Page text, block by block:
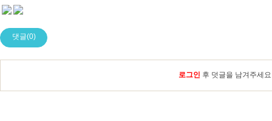
댓글(0)
로그인 후 덧글을 남겨주세요